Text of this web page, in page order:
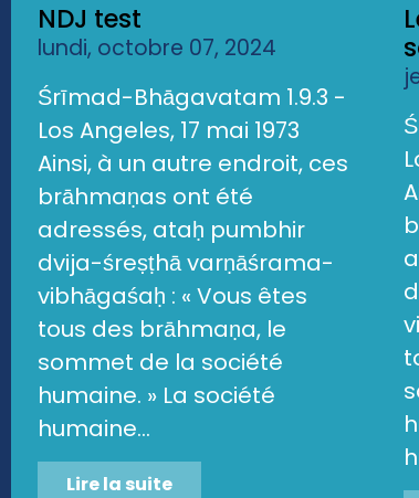
NDJ test
lundi, octobre 07, 2024
Śrīmad-Bhāgavatam 1.9.3 -
Los Angeles, 17 mai 1973
Ainsi, à un autre endroit, ces
brāhmaṇas ont été
adressés, ataḥ pumbhir
dvija-śreṣṭhā varṇāśrama-
vibhāgaśaḥ : « Vous êtes
tous des brāhmaṇa, le
sommet de la société
humaine. » La société
humaine...
Lire la suite